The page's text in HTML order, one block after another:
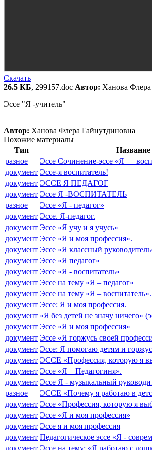
Скачать
26.5 КБ, 299157.doc Автор: Ханова
Эссе "Я -учитель"
Автор: Ханова Флера Гайнутдиновна
Похожие материалы
Тип
разное
Эссе Сочинение-эссе «Я —
документ Эссе-я воспитатель!
документ ЭССЕ Я ПЕДАГОГ
документ Эссе Я -ВОСПИТАТЕЛЬ
разное
Эссе «Я - педагог»
документ Эссе. Я-педагог.
документ Эссе «Я учу и я учусь»
документ Эссе «Я и моя профессия».
документ Эссе «Я классный
документ Эссе «Я педагог»
документ Эссе «Я - воспитатель»
документ Эссе на тему «Я – педагог»
документ Эссе на тему «Я – воспитатель».
документ Эссе: Я и моя профессия.
документ «Я без детей не значу ничего»
документ Эссе «Я и моя профессия»
документ Эссе «Я горжусь своей
документ Эссе: Я помогаю детям и
документ ЭССЕ «Профессия, которую я
документ Эссе «Я – Педагогиня».
документ Эссе Я - музыкальный
разное
ЭССЕ «Почему я работаю в
документ Эссе «Профессия, которую я
документ Эссе «Я и моя профессия»
документ Эссе я и моя профессия
документ Педагогическое эссе «Я -